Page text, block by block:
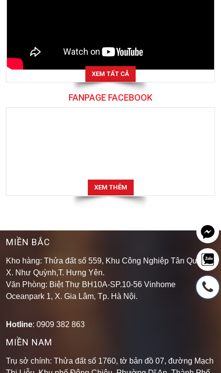
XEM TẤT CẢ
FANPAGE FACEBOOK
XEM THÊM
MIỀN BẮC
Kho hàng: Thửa đất số 559, Khu Công Nghiệp Tân Quang,
X. Như Quỳnh,T. Hưng Yên.
Văn Phòng: Biệt Thự BH10A-SP.10-56 Vinhome
Oceanpark 1, X. Gia Lâm, Tp. Hà Nội.
Hotline: 0909 382 863
MIỀN NAM
Trụ sở chính: Thửa đất số 1760, tờ bản đồ 07, đường Mạch